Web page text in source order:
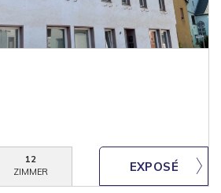
12
ZIMMER